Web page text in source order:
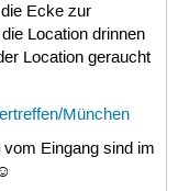
Ecke zur
Location drinnen
Location geraucht
München
Eingang sind im